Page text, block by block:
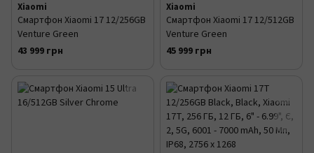
Xiaomi
Смартфон Xiaomi 17 12/256GB
Venture Green
43 999 грн
Xiaomi
Смартфон Xiaomi 17 12/512GB
Venture Green
45 999 грн